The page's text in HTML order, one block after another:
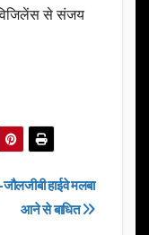
से संजय
हाईवे मलबा
आने से बाधित